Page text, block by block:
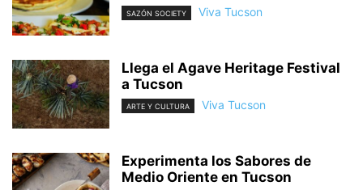
SAZÓN SOCIETY Viva Tucson
Llega el Agave Heritage Festival
a Tucson
ARTE Y CULTURA Viva Tucson
Experimenta los Sabores de
Medio Oriente en Tucson